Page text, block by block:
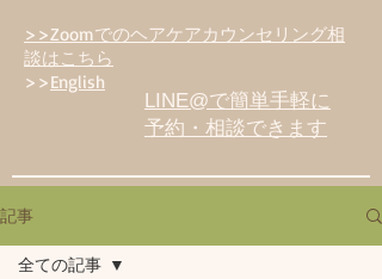
>>Zoomでのヘアケアカウンセリング相
談はこちら
>>English
LINE@で簡単手軽に
予約・相談できます
記事
全ての記事